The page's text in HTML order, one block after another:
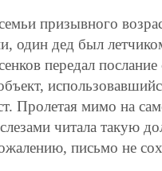
призывного
один дед был
передал
Пролетая мимо на
читала такую
письмо не